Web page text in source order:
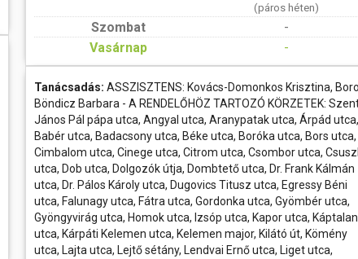
(páros héten)
Szombat
-
Vasárnap
-
Tanácsadás: ASSZISZTENS: Kovács-Domonkos Krisztina,
Böndicz Barbara - A RENDELŐHÖZ TARTOZÓ KÖRZETEK:
János Pál pápa utca, Angyal utca, Aranypatak utca, Árpád utca,
Babér utca, Badacsony utca, Béke utca, Boróka utca, Bors utca,
Cimbalom utca, Cinege utca, Citrom utca, Csombor utca,
utca, Dob utca, Dolgozók útja, Dombtető utca, Dr. Frank Kálmán
utca, Dr. Pálos Károly utca, Dugovics Titusz utca, Egressy Béni
utca, Falunagy utca, Fátra utca, Gordonka utca, Gyömbér utca,
Gyöngyvirág utca, Homok utca, Izsóp utca, Kapor utca, Káptalan
utca, Kárpáti Kelemen utca, Kelemen major, Kilátó út, Kömény
utca, Lajta utca, Lejtő sétány, Lendvai Ernő utca, Liget utca,